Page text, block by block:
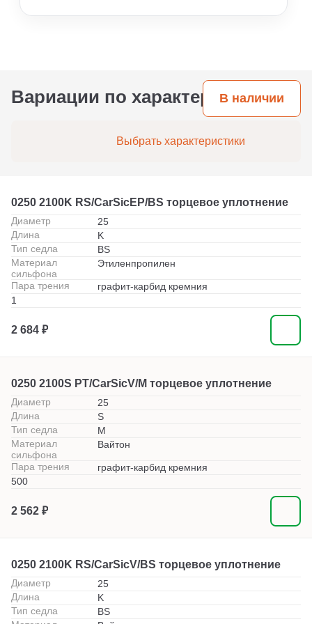
максимизировать ресурс.
Вариации по характеристикам
В наличии
Выбрать характеристики
0250 2100K RS/CarSicEP/BS торцевое уплотнение
Диаметр
25
Длина
K
Тип седла
BS
Материал
сильфона
Этиленпропилен
Пара трения
графит-карбид кремния
1
2 684 ₽
0250 2100S PT/CarSicV/M торцевое уплотнение
Диаметр
25
Длина
S
Тип седла
M
Материал
сильфона
Вайтон
Пара трения
графит-карбид кремния
500
2 562 ₽
0250 2100K RS/CarSicV/BS торцевое уплотнение
Диаметр
25
Длина
K
Тип седла
BS